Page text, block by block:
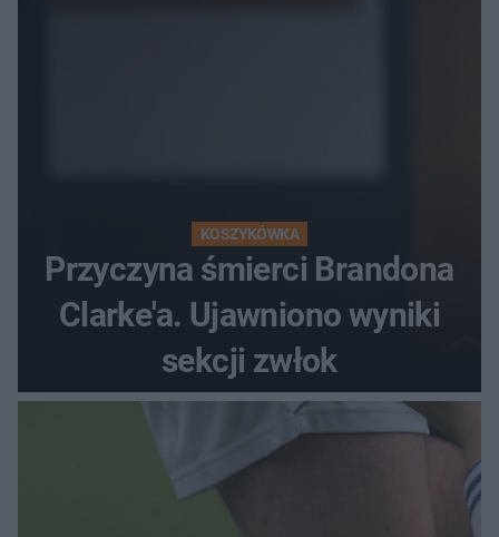
KOSZYKÓWKA
Przyczyna śmierci Brandona
Clarke'a. Ujawniono wyniki
sekcji zwłok